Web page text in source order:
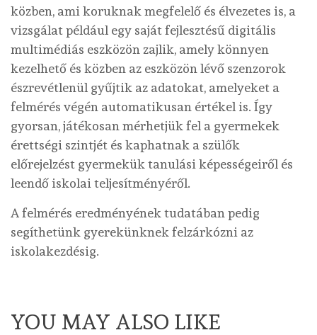
közben, ami koruknak megfelelő és élvezetes is, a
vizsgálat például egy saját fejlesztésű digitális
multimédiás eszközön zajlik, amely könnyen
kezelhető és közben az eszközön lévő szenzorok
észrevétlenül gyűjtik az adatokat, amelyeket a
felmérés végén automatikusan értékel is. Így
gyorsan, játékosan mérhetjük fel a gyermekek
érettségi szintjét és kaphatnak a szülők
előrejelzést gyermekük tanulási képességeiről és
leendő iskolai teljesítményéről.
A felmérés eredményének tudatában pedig
segíthetünk gyerekünknek felzárkózni az
iskolakezdésig.
YOU MAY ALSO LIKE